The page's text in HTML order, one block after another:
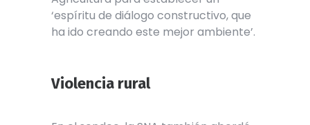
‘espíritu de diálogo constructivo, que
ha ido creando este mejor ambiente’.
Violencia rural